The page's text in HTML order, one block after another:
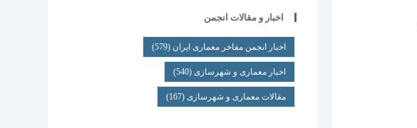
اخبار و مقالات انجمن
اخبار انجمن مفاخر معماری ایران (579)
اخبار معماری و شهرسازی(540)
مقالات معماری و شهرسازی(167)